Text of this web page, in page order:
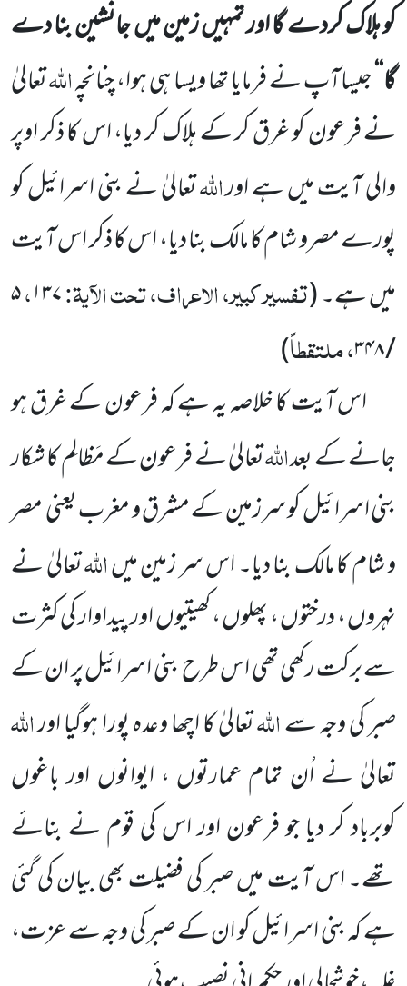
کو ہلاک کردے گا اور تمہیں زمین میں جانشین بنا دے
گا‘‘جیساآپ نے فرمایا تھا ویسا ہی ہوا، چنانچہاللہتعالیٰ
نے فرعون کو غرق کر کے ہلاک کر دیا، اس کا ذکر اوپر
والی آیت میں ہے اوراللہتعالیٰ نے بنی اسرائیل کو
پورے مصرو شام کا مالک بنا دیا، اس کا ذکر اس آیت
میں ہے۔(تفسیر کبیر، الاعراف، تحت الآیۃ:۱۳۷،۵
/۳۴۸، ملتقطاً)
اس آیت کا خلاصہ یہ ہے کہ فرعون کے غرق ہو
جانے کے بعداللہتعالیٰ نے فرعون کے مَظالِم کا شکار
بنی اسرائیلکو سرزمین کے مشرق و مغرب یعنیمصر
و شام کا مالک بنا دیا۔ اس سر زمین میںاللہتعالیٰ نے
نہروں ، درختوں ، پھلوں ، کھیتیوںاور پیداوار کی کثرت
سے برکت رکھی تھی اس طرحبنی اسرائیل پر ان کے
صبر کی وجہ سےاللہتعالیٰ کا اچھا وعدہ پورا ہوگیا اوراللہ
تعالیٰ نے اُن تمام عمارتوں ، ایوانوں اور باغوں
کوبرباد کر دیا جو فرعون اور اس کی قوم نے بنائے
تھے۔ اس آیت میں صبر کی فضیلت بھی بیان کی گئی
ہے کہ بنی اسرائیل کو ان کے صبر کی وجہ سے عزت،